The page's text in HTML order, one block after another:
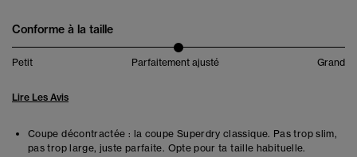
Conforme à la taille
Petit Parfaitement ajusté Grand
Lire Les Avis
Coupe décontractée : la coupe Superdry classique. Pas trop slim,
pas trop large, juste parfaite. Opte pour ta taille habituelle.